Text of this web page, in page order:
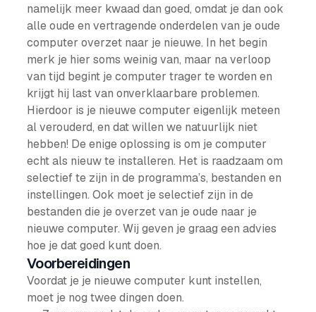
namelijk meer kwaad dan goed, omdat je dan ook
alle oude en vertragende onderdelen van je oude
computer overzet naar je nieuwe. In het begin
merk je hier soms weinig van, maar na verloop
van tijd begint je computer trager te worden en
krijgt hij last van onverklaarbare problemen.
Hierdoor is je nieuwe computer eigenlijk meteen
al verouderd, en dat willen we natuurlijk niet
hebben! De enige oplossing is om je computer
echt als nieuw te installeren. Het is raadzaam om
selectief te zijn in de programma’s, bestanden en
instellingen. Ook moet je selectief zijn in de
bestanden die je overzet van je oude naar je
nieuwe computer. Wij geven je graag een advies
hoe je dat goed kunt doen.
Voorbereidingen
Voordat je je nieuwe computer kunt instellen,
moet je nog twee dingen doen.